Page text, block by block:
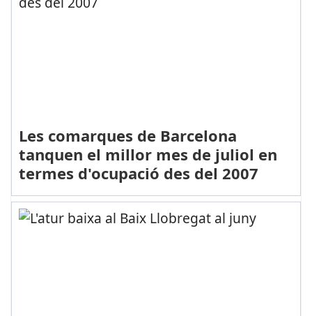
Les comarques de Barcelona
tanquen el millor mes de juliol en
termes d'ocupació des del 2007